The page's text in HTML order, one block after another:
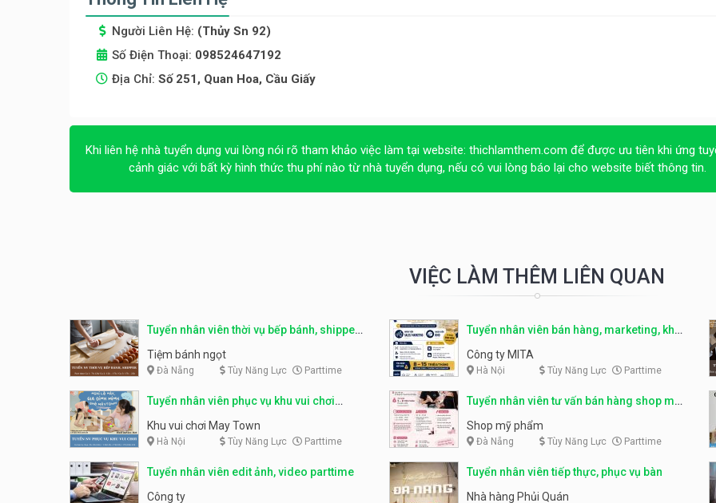
Người Liên Hệ: (Thủy Sn 92)
Số Điện Thoại: 098524647192
Địa Chỉ: Số 251, Quan Hoa, Cầu Giấy
Khi liên hệ nhà tuyển dụng vui lòng nói rõ tham khảo việc làm tại website: thichlamthem.com để được ưu tiên khi ứng
cảnh giác với bất kỳ hình thức thu phí nào từ nhà tuyển dụng, nếu có vui lòng báo lại cho website biết thông tin.
VIỆC LÀM THÊM LIÊN QUAN
Tuyển nhân viên thời vụ bếp bánh, shipper
parttime
Tiệm bánh ngọt
Đà Nẵng Tùy Năng Lực Parttime
Tuyển nhân viên bán hàng, marketing, kho
– parttime, fulltime
Công ty MITA
Hà Nội Tùy Năng Lực Parttime
Tuyển nhân viên phục vụ khu vui chơi
parttime linh động
Khu vui chơi May Town
Hà Nội Tùy Năng Lực Parttime
Tuyển nhân viên tư vấn bán hàng shop mỹ
phẩm
Shop mỹ phẩm
Đà Nẵng Tùy Năng Lực Parttime
Tuyển nhân viên edit ảnh, video parttime
Công ty
Tuyển nhân viên tiếp thực, phục vụ bàn
Nhà hàng Phủi Quán